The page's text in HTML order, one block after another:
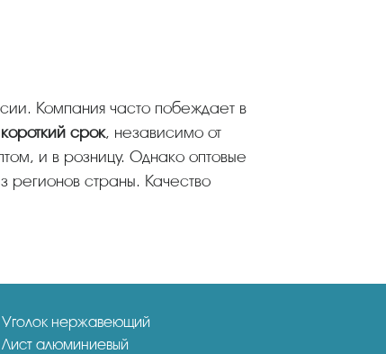
Компания часто побеждает в
срок, независимо от
и в розницу. Однако оптовые
регионов страны. Качество
Уголок нержавеющий
Лист алюминиевый